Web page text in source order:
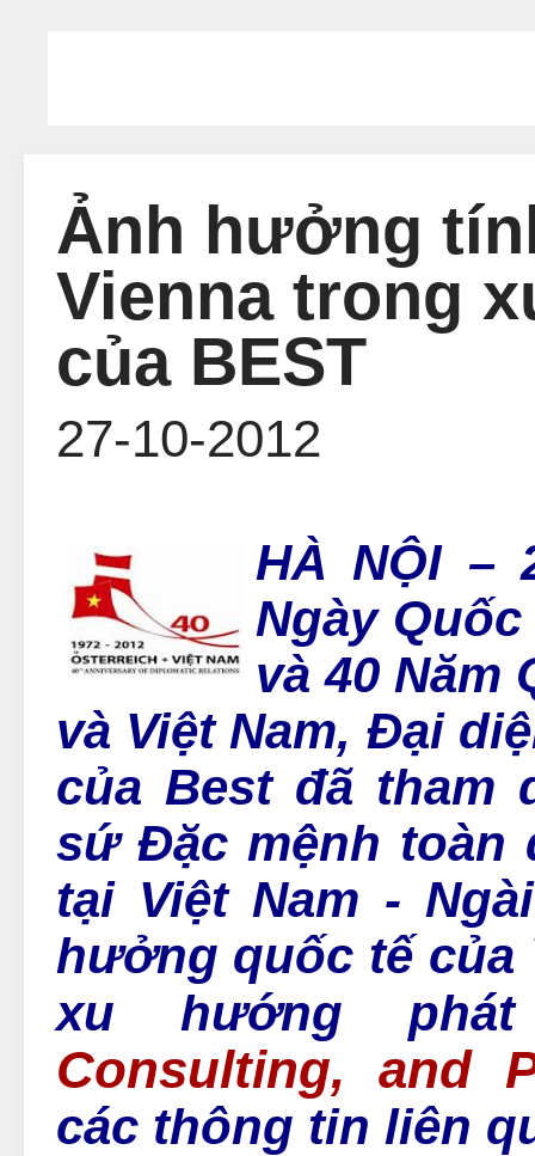
Ảnh hưởng
Vienna trong
của BEST
27-10-2012
HÀ NỘI –
Ngày
và 40 Năm
và Việt Nam, Đại
của Best đã tham
sứ Đặc mệnh toàn
tại Việt Nam -
hưởng quốc tế của
xu hướng
Consulting, and
các thông tin liên